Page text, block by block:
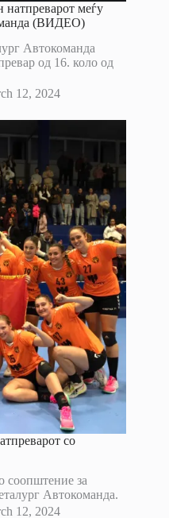
натпреварот меѓу
(ВИДЕО)
Автокоманда
од 16. коло од
12, 2024
со
соопштение за
Автокоманда.
12, 2024